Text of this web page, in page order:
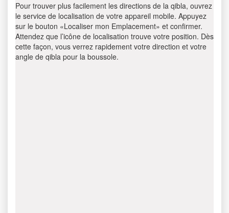
Pour trouver plus facilement les directions de la qibla, ouvrez
le service de localisation de votre appareil mobile. Appuyez
sur le bouton «Localiser mon Emplacement» et confirmer.
Attendez que l’icône de localisation trouve votre position. Dès
cette façon, vous verrez rapidement votre direction et votre
angle de qibla pour la boussole.